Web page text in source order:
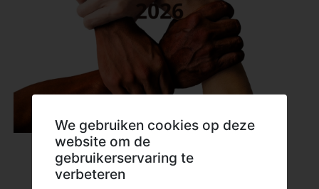
We gebruiken cookies op deze
website om de
gebruikerservaring te
verbeteren